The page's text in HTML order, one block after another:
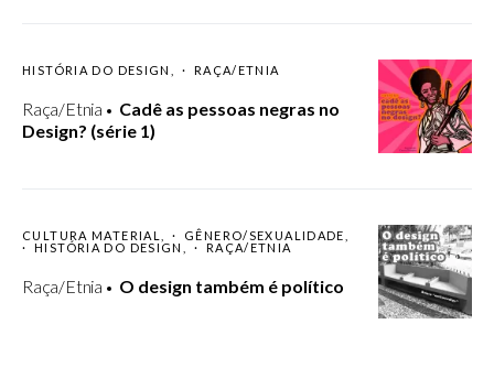
HISTÓRIA DO DESIGN RAÇA/ETNIA
Raça/Etnia
Cadê as pessoas negras no
Design? (série 1)
CULTURA MATERIAL
GÊNERO/SEXUALIDADE
HISTÓRIA DO DESIGN
RAÇA/ETNIA
Raça/Etnia O design também é político